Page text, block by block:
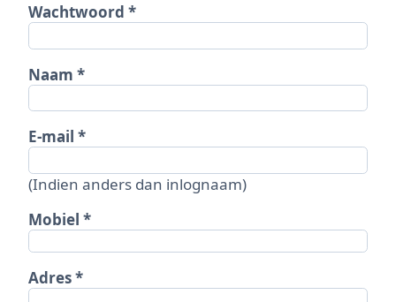
Wachtwoord
Naam
E-mail
(Indien anders dan inlognaam)
Mobiel
Adres